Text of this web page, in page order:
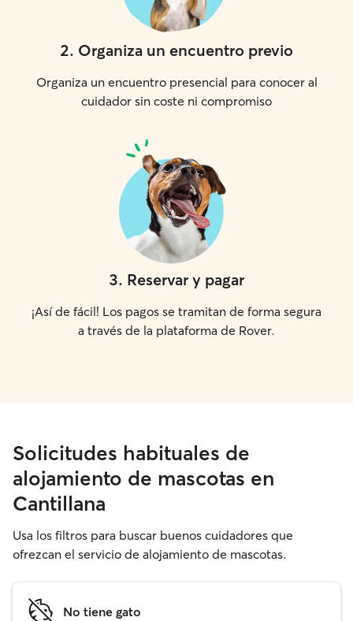
2. Organiza un encuentro previo
Organiza un encuentro presencial para conocer al
cuidador sin coste ni compromiso
3. Reservar y pagar
¡Así de fácil! Los pagos se tramitan de forma segura
a través de la plataforma de Rover.
Solicitudes habituales de
alojamiento de mascotas en
Cantillana
Usa los filtros para buscar buenos cuidadores que
ofrezcan el servicio de alojamiento de mascotas.
No tiene gato